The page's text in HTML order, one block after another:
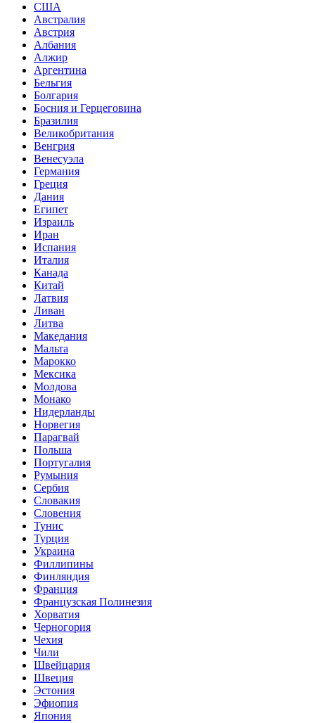
США
Австралия
Австрия
Албания
Алжир
Аргентина
Бельгия
Болгария
Босния и Герцеговина
Бразилия
Великобритания
Венгрия
Венесуэла
Германия
Греция
Дания
Египет
Израиль
Иран
Испания
Италия
Канада
Китай
Латвия
Ливан
Литва
Македания
Мальта
Марокко
Мексика
Молдова
Монако
Нидерланды
Норвегия
Парагвай
Польша
Португалия
Румыния
Сербия
Словакия
Словения
Тунис
Турция
Украина
Филлипины
Финляндия
Франция
Французская Полинезия
Хорватия
Черногория
Чехия
Чили
Швейцария
Швеция
Эстония
Эфиопия
Япония